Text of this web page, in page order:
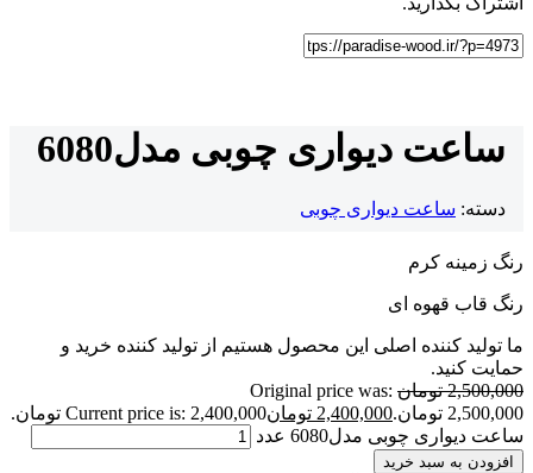
ساعت دیواری چوبی مدل6080
دسته: ساعت دیواری چوبی
رنگ زمینه کرم
رنگ قاب قهوه ای
ما تولید کننده اصلی این محصول هستیم از تولید کننده خرید و
حمایت کنید.
2,500,000 تومان Original price was:
2,500,000 تومان.
2,400,000 تومانCurrent price is: 2,400,000 تومان.
ساعت دیواری چوبی مدل6080 عدد
افزودن به سبد خرید